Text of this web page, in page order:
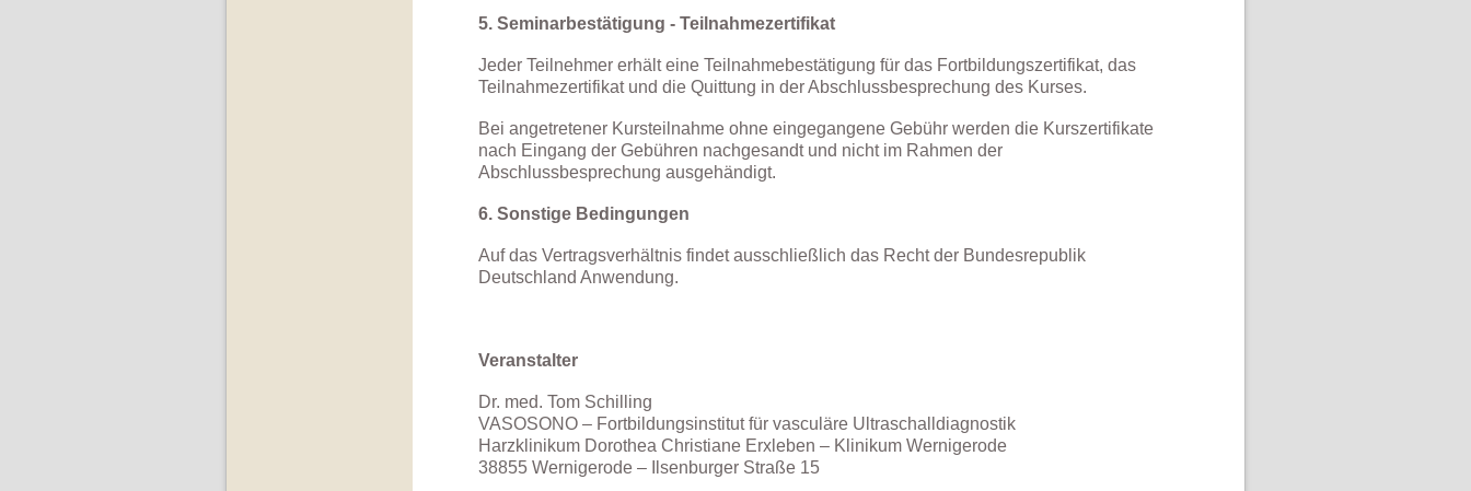
5. Seminarbestätigung - Teilnahmezertifikat
Jeder Teilnehmer erhält eine Teilnahmebestätigung für das Fortbildungszertifikat, das
Teilnahmezertifikat und die Quittung in der Abschlussbesprechung des Kurses.
Bei angetretener Kursteilnahme ohne eingegangene Gebühr werden die Kurszertifikate
nach Eingang der Gebühren nachgesandt und nicht im Rahmen der
Abschlussbesprechung ausgehändigt.
6. Sonstige Bedingungen
Auf das Vertragsverhältnis findet ausschließlich das Recht der Bundesrepublik
Deutschland Anwendung.
Veranstalter
Dr. med. Tom Schilling
VASOSONO – Fortbildungsinstitut für vasculäre Ultraschalldiagnostik
Harzklinikum Dorothea Christiane Erxleben – Klinikum Wernigerode
38855 Wernigerode – Ilsenburger Straße 15